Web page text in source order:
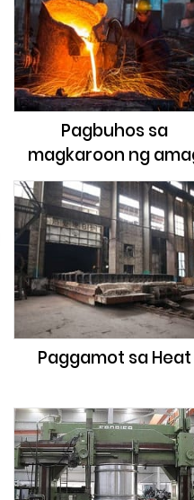
Pagbuhos sa
magkaroon ng
Paggamot sa Heat